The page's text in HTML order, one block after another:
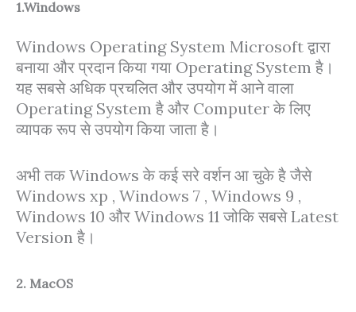
1.Windows
Windows Operating System Microsoft द्वारा
बनाया और प्रदान किया गया Operating System है।
यह सबसे अधिक प्रचलित और उपयोग में आने वाला
Operating System है और Computer के लिए
व्यापक रूप से उपयोग किया जाता है।
अभी तक Windows के कई सरे वर्शन आ चुके है जैसे
Windows xp , Windows 7 , Windows 9 ,
Windows 10 और Windows 11 जोकि सबसे Latest
Version है।
2. MacOS